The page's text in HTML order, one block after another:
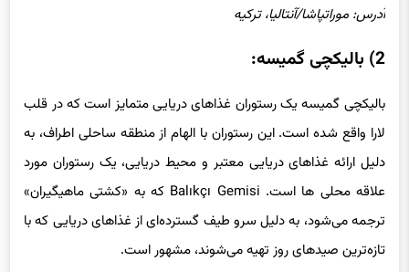
آدرس: موراتپاشا/آنتالیا، ترکیه
2) بالیکچی گمیسه:
بالیکچی گمیسه یک رستوران غذاهای دریایی متمایز است که در قلب
لارا واقع شده است. این رستوران با الهام از منطقه ساحلی اطراف، به
دلیل ارائه غذاهای دریایی معتبر و محیط دریایی، یک رستوران مورد
علاقه محلی ها است. Balıkçı Gemisi که به «کشتی ماهیگیران»
ترجمه می‌شود، به دلیل سرو طیف گسترده‌ای از غذاهای دریایی که با
تازه‌ترین صیدهای روز تهیه می‌شوند، مشهور است.